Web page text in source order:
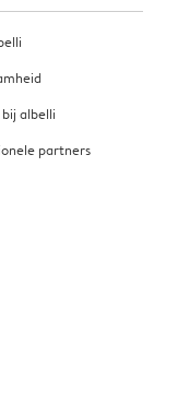
albelli
partners